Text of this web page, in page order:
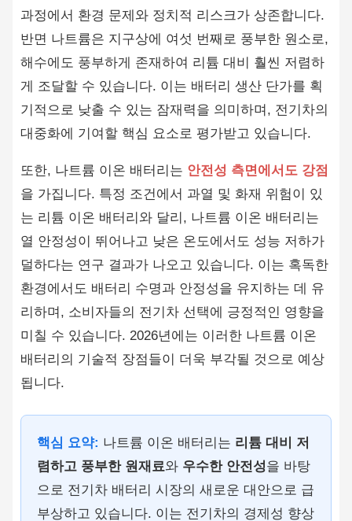
과정에서 환경 문제와 정치적 리스크가 상존합니다.
반면 나트륨은 지구상에 여섯 번째로 풍부한 원소로,
해수에도 풍부하게 존재하여 리튬 대비 훨씬 저렴하
게 조달할 수 있습니다. 이는 배터리 생산 단가를 획
기적으로 낮출 수 있는 잠재력을 의미하며, 전기차의
대중화에 기여할 핵심 요소로 평가받고 있습니다.
또한, 나트륨 이온 배터리는 안전성 측면에서도 강점
을 가집니다. 특정 조건에서 과열 및 화재 위험이 있
는 리튬 이온 배터리와 달리, 나트륨 이온 배터리는
열 안정성이 뛰어나고 낮은 온도에서도 성능 저하가
덜하다는 연구 결과가 나오고 있습니다. 이는 혹독한
환경에서도 배터리 수명과 안정성을 유지하는 데 유
리하며, 소비자들의 전기차 선택에 긍정적인 영향을
미칠 수 있습니다. 2026년에는 이러한 나트륨 이온
배터리의 기술적 장점들이 더욱 부각될 것으로 예상
됩니다.
핵심 요약: 나트륨 이온 배터리는 리튬 대비 저
렴하고 풍부한 원재료와 우수한 안전성을 바탕
으로 전기차 배터리 시장의 새로운 대안으로 급
부상하고 있습니다. 이는 전기차의 경제성 향상